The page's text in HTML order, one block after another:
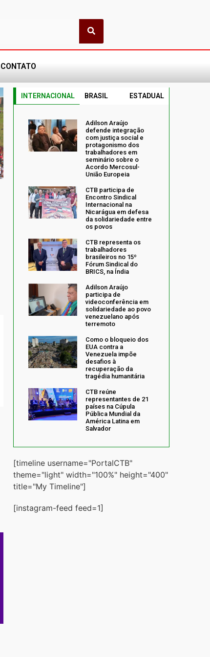
CONTATO
INTERNACIONAL BRASIL ESTADUAL
Adilson Araújo
defende integração
com justiça social e
protagonismo dos
trabalhadores em
seminário sobre o
Acordo Mercosul-
União Europeia
CTB participa de
Encontro Sindical
Internacional na
Nicarágua em defesa
da solidariedade entre
os povos
CTB representa os
trabalhadores
brasileiros no 15º
Fórum Sindical do
BRICS, na Índia
Adilson Araújo
participa de
videoconferência em
solidariedade ao povo
venezuelano após
terremoto
Como o bloqueio dos
EUA contra a
Venezuela impõe
desafios à
recuperação da
tragédia humanitária
CTB reúne
representantes de 21
países na Cúpula
Pública Mundial da
América Latina em
Salvador
[timeline username="PortalCTB"
theme="light" width="100%" height="400"
title="My Timeline"]
[instagram-feed feed=1]